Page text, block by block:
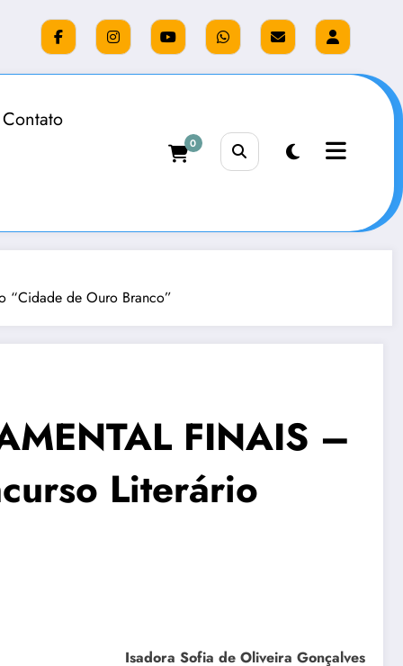
Contato
0
“Cidade de Ouro Branco”
FINAIS –
Literário
Isadora Sofia de Oliveira Gonçalves